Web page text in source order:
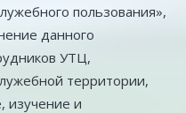
пользования»,
данного
УТЦ,
территории,
изучение и